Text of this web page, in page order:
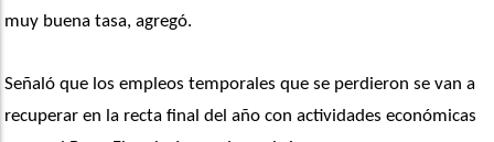
muy buena tasa, agregó.
Señaló que los empleos temporales que se perdieron se van a
recuperar en la recta final del año con actividades económicas